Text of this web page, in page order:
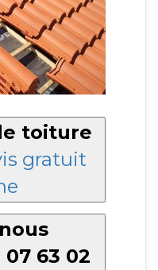
toiture
gratuit
63 02